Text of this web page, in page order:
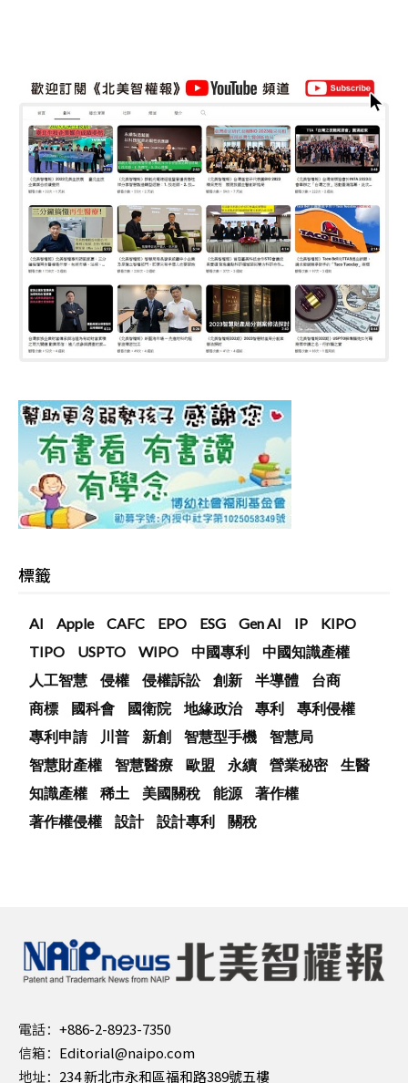
標籤
AI Apple CAFC EPO ESG Gen AI IP
KIPO
TIPO
USPTO WIPO 中國專利
中國知識產權
人工智慧
侵權 侵權訴訟 創新 半導體
台商
商標
國科會 國衛院 地緣政治 專利
專利侵權
專利申請
川普 新創 智慧型手機
智慧局
智慧財產權
智慧醫療 歐盟 永續 營業秘密
生醫
知識產權
稀土 美國關稅 能源
著作權
著作權侵權
設計 設計專利 關稅
電話： +886-2-8923-7350
信箱： Editorial@naipo.com
地址： 234 新北市永和區福和路389號五樓